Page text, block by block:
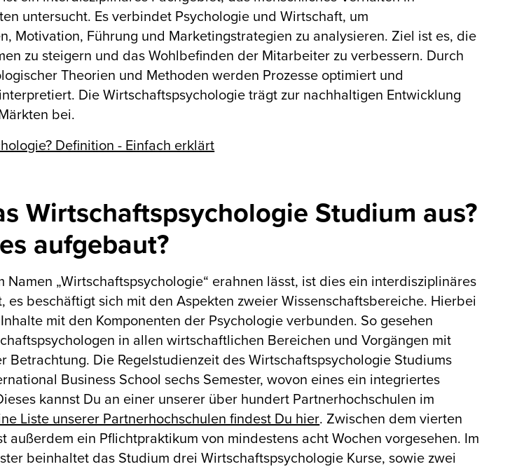
untersucht. Es verbindet Psychologie und Wirtschaft, um
Motivation, Führung und Marketingstrategien zu analysieren. Ziel ist es, die
zu steigern und das Wohlbefinden der Mitarbeiter zu verbessern. Durch
Theorien und Methoden werden Prozesse optimiert und
Die Wirtschaftspsychologie trägt zur nachhaltigen Entwicklung
bei.
Definition - Einfach erklärt
Wirtschaftspsychologie Studium aus?
aufgebaut?
Namen „Wirtschaftspsychologie“ erahnen lässt, ist dies ein interdisziplinäres
es beschäftigt sich mit den Aspekten zweier Wissenschaftsbereiche. Hierbei
mit den Komponenten der Psychologie verbunden. So gesehen
in allen wirtschaftlichen Bereichen und Vorgängen mit
Betrachtung. Die Regelstudienzeit des Wirtschaftspsychologie Studiums
Business School sechs Semester, wovon eines ein integriertes
kannst Du an einer unserer über hundert Partnerhochschulen im
Liste unserer Partnerhochschulen findest Du hier. Zwischen dem vierten
außerdem ein Pflichtpraktikum von mindestens acht Wochen vorgesehen. Im
beinhaltet das Studium drei Wirtschaftspsychologie Kurse, sowie zwei